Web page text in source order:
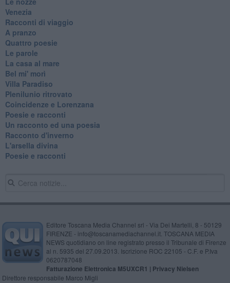
Venezia
Racconti di viaggio
A pranzo
Quattro poesie
Le parole
La casa al mare
Bel mi' morì
Villa Paradiso
Plenilunio ritrovato
Coincidenze e Lorenzana
Poesie e racconti
Un racconto ed una poesia
Racconto d'inverno
​L'arsella divina
Poesie e racconti
Editore Toscana Media Channel srl - Via Dei Martelli, 8 - 50129
FIRENZE - info@toscanamediachannel.it. TOSCANA MEDIA
NEWS quotidiano on line registrato presso il Tribunale di Firenze
al n. 5935 del 27.09.2013. Iscrizione ROC 22105 - C.F. e P.Iva
0620787048
Fatturazione Elettronica M5UXCR1 | Privacy Nielsen
Direttore responsabile Marco Migli